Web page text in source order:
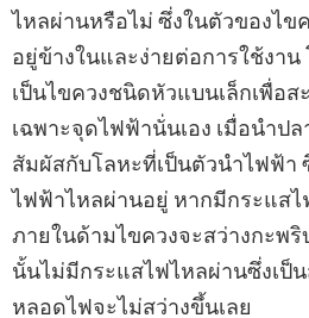
ไหลผ่านหรือไม่ ซึ่งในตัวของไข
อยู่ข้างในและง่ายต่อการใช้งา
เป็นไขควงชนิดหัวแบนเล็กเพื่อ
เฉพาะจุดไฟฟ้านั่นเอง เมื่อนําป
สัมผัสกับโลหะที่เป็นตัวนําไฟฟ้า
ไฟฟ้าไหลผ่านอยู่ หากมีกระแส
ภายในด้ามไขควงจะสว่างกะพ
นั้นไม่มีกระแสไฟไหลผ่านซึ่งเป็
หลอดไฟจะไม่สว่างขึ้นเลย